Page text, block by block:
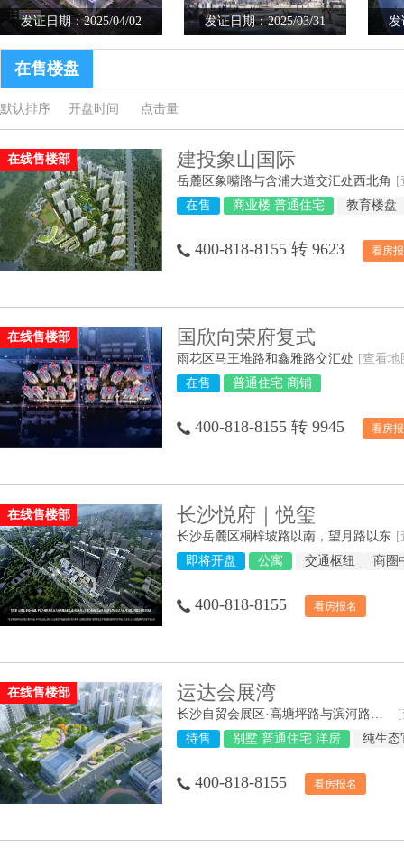
发证日期：2025/04/02 发证日期：2025/03/31 发
在售楼盘
默认排序 开盘时间 点击量
在线售楼部 建投象山国际
岳麓区象嘴路与含浦大道交汇处西北角 [
在售
商业楼 普通住宅 教育楼盘
400-818-8155 转 9623 看房
在线售楼部 国欣向荣府复式
雨花区马王堆路和鑫雅路交汇处 [查看地
在售
普通住宅 商铺
400-818-8155 转 9945 看房
在线售楼部 长沙悦府｜悦玺
长沙岳麓区桐梓坡路以南，望月路以东 [
即将开盘
公寓 交通枢纽 商圈
400-818-8155 看房报名
在线售楼部 运达会展湾
长沙自贸会展区·高塘坪路与滨河路交汇处
待售
别墅 普通住宅 洋房 纯生态
400-818-8155 看房报名